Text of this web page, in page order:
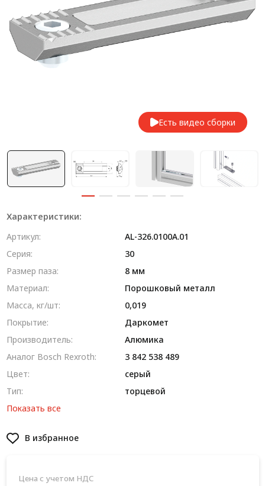
Система V-паза NEW!
Алюминиевые промышленные ограждения
Алюминиевая промышленная мебель
Радиаторный алюминиевый профиль NEW!
Лист алюминиевый
Метрический крепеж
Конструкции из профиля
Услуги дополнительной обработки профиля
Есть видео сборки
Характеристики:
Артикул:
AL-326.0100A.01
Серия:
30
Размер паза:
8 мм
Материал:
Порошковый металл
Масса, кг/шт:
0,019
Покрытие:
Даркомет
Производитель:
Алюмика
Аналог Bosch Rexroth:
3 842 538 489
Цвет:
серый
Тип:
торцевой
Показать все
В избранное
Цена с учетом НДС